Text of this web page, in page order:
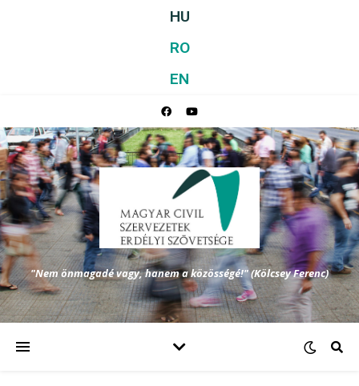
HU
RO
EN
"Nem önmagadé vagy, hanem a közösségé!" (Kölcsey Ferenc)